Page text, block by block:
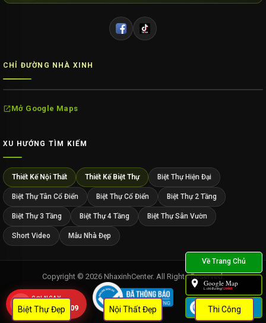
Biệt Thự Đẹp Nội Thất Đẹp Thi Công
CHỈ ĐƯỜNG NHÀ XINH
Mở Google Maps
XU HƯỚNG TÌM KIẾM
Thiết Kế Nội Thất Thiết Kế Biệt Thự Biệt Thự Hiện Đại
Biệt Thự Tân Cổ Điển Biệt Thự Cổ Điển Biệt Thự 2 Tầng
Biệt Thự 3 Tầng Biệt Thự 4 Tầng Biệt Thự Sân Vườn
Short Video Mẫu Nhà Đẹp
Copyright © 2026 NhaxinhCenter. All Rights Reserved.
Google Map
L.chỉ đường:129901
Zalo
GỌI NGAY
0909 452 109